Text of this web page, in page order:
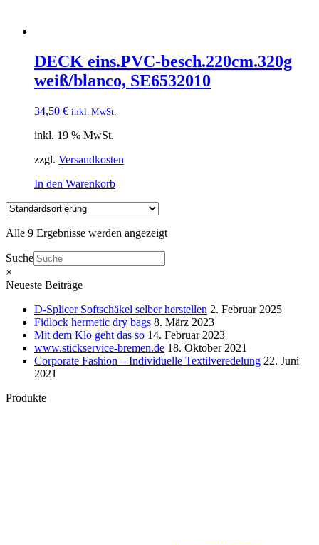
DECK eins.PVC-besch.220cm.320g
weiß/blanco, SE6532010
34,50 € inkl. MwSt.
inkl. 19 % MwSt.
zzgl. Versandkosten
In den Warenkorb
Alle 9 Ergebnisse werden angezeigt
Suche
×
Neueste Beiträge
D-Splicer Softschäkel selber herstellen 2. Februar 2025
Fidlock hermetic dry bags 8. März 2023
Mit dem Klo geht das so 14. Februar 2023
www.stickservice-bremen.de 18. Oktober 2021
Corporate Fashion – Individuelle Textilveredelung 22. Juni
2021
Produkte